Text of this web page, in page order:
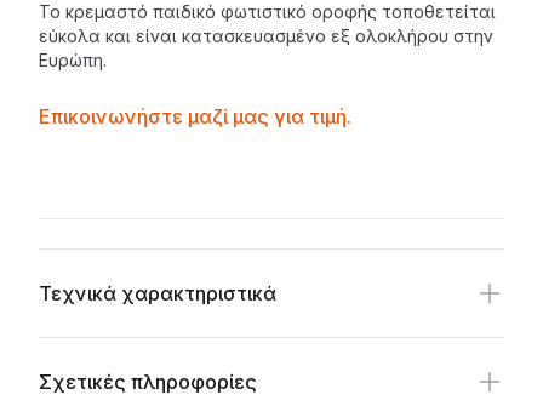
Το κρεμαστό παιδικό φωτιστικό οροφής τοποθετείται
εύκολα και είναι κατασκευασμένο εξ ολοκλήρου στην
Ευρώπη.
Contactprice
Επικοινωνήστε μαζί μας για τιμή.
Τεχνικά χαρακτηριστικά
Σχετικές πληροφορίες